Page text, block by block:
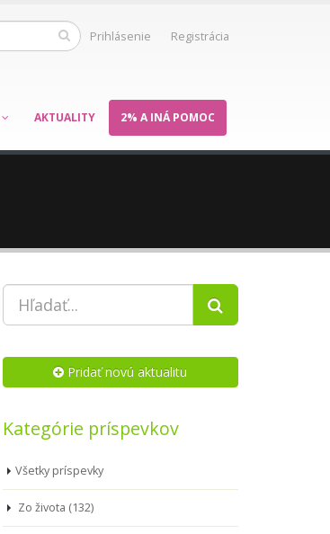
Prihlásenie Registrácia
AKTUALITY 2% A INÁ POMOC
Pridať novú aktualitu
Kategórie príspevkov
Všetky príspevky
Zo života (132)